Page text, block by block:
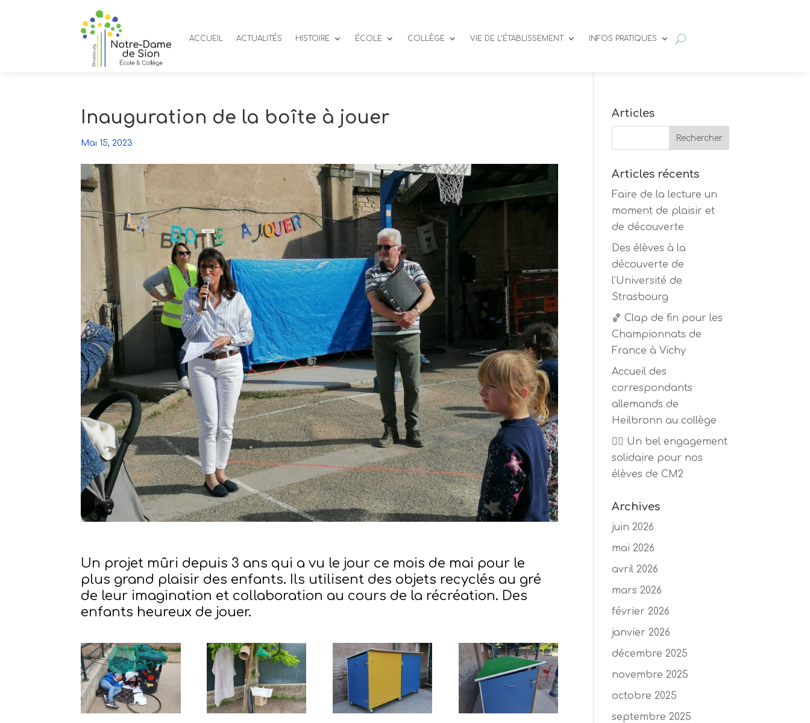
ACCUEIL ACTUALITÉS HISTOIRE ÉCOLE COLLÈGE VIE DE L’ÉTABLISSEMENT INFOS PRATIQUES
Inauguration de la boîte à jouer
Mai 15, 2023
Un projet mûri depuis 3 ans qui a vu le jour ce mois de mai pour le
plus grand plaisir des enfants. Ils utilisent des objets recyclés au gré
de leur imagination et collaboration au cours de la récréation. Des
enfants heureux de jouer.
Articles
Articles récents
Faire de la lecture un
moment de plaisir et
de découverte
Des élèves à la
découverte de
l’Université de
Strasbourg
🏀 Clap de fin pour les
Championnats de
France à Vichy
Accueil des
correspondants
allemands de
Heilbronn au collège
🏃‍♂️ Un bel engagement
solidaire pour nos
élèves de CM2
Archives
juin 2026
mai 2026
avril 2026
mars 2026
février 2026
janvier 2026
décembre 2025
novembre 2025
octobre 2025
septembre 2025